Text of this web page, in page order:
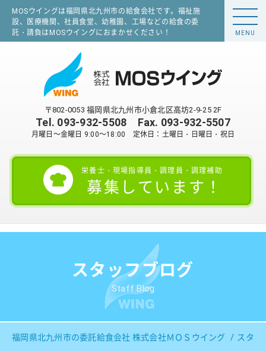
MOSウイングは福岡県北九州市の給食会社です。福祉施
設、医療機関、社員食堂、幼稚園、工場などの給食の委
託・請負はMOSウイングにおまかせください！
〒802-0053 福岡県北九州市小倉北区高坊2-9-25 2F
Tel. 093-932-5508 Fax. 093-932-5507
月曜日～金曜日 9:00～18:00 定休日：土曜日・日曜日・祝日
栄養士・現場指導員・調理員・調理補助
募集しています！
MENU
スタッフブログ
Staff Blog
福岡県北九州市の委託給食会社 株式会社ＭＯＳウイング スタッ